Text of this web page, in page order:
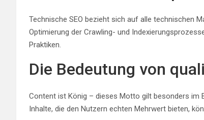
Technische SEO bezieht sich auf alle technischen
Optimierung der Crawling- und
Praktiken.
Die Bedeutung von
Content ist König – dieses Motto gilt besonders im
Inhalte, die den Nutzern echten Mehrwert bieten,